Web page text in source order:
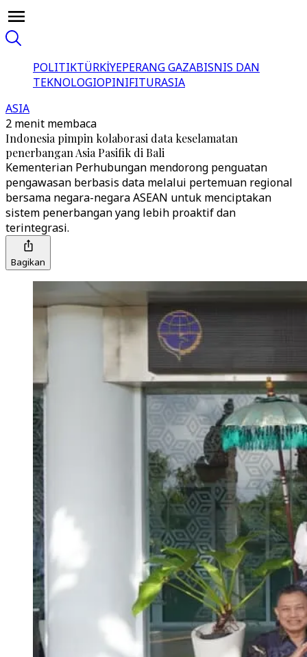
POLITIKTÜRKİYEPERANG GAZABISNIS DAN
TEKNOLOGIOPINIFITURASIA
ASIA
2 menit membaca
Indonesia pimpin kolaborasi data keselamatan
penerbangan Asia Pasifik di Bali
Kementerian Perhubungan mendorong penguatan
pengawasan berbasis data melalui pertemuan regional
bersama negara-negara ASEAN untuk menciptakan
sistem penerbangan yang lebih proaktif dan
terintegrasi.
Bagikan